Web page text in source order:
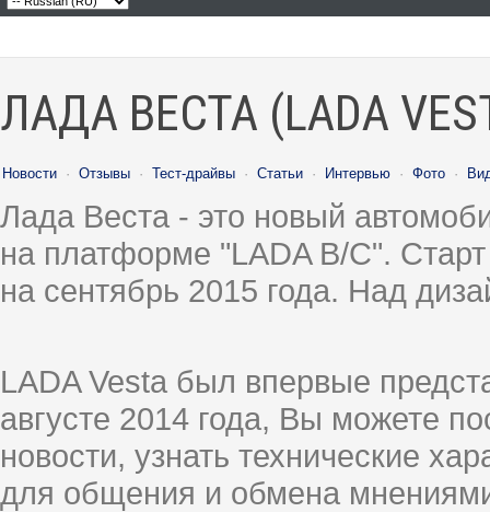
ЛАДА ВЕСТА (LADA
Новости · Отзывы · Тест-драйвы · Статьи · Интервью · Фото ·
Лада Веста - это новый
на платформе "LADA B/C".
на сентябрь 2015 года. Над
LADA Vesta был впервые
августе 2014 года, Вы можете
новости, узнать технические
для общения и обмена